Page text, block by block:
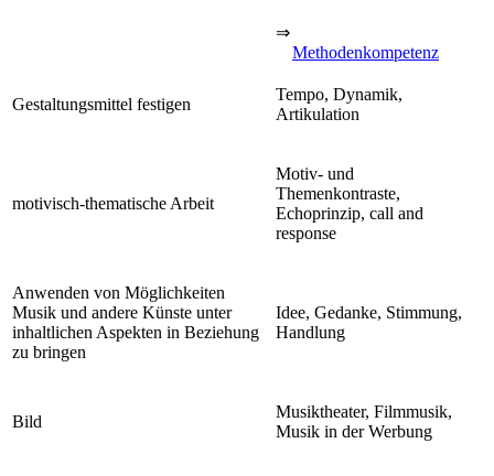
⇒
Methodenkompetenz
Gestaltungsmittel festigen
Tempo, Dynamik,
Artikulation
motivisch-thematische Arbeit
Motiv- und
Themenkontraste,
Echoprinzip, call and
response
Anwenden von Möglichkeiten
Musik und andere Künste unter
inhaltlichen Aspekten in Beziehung
zu bringen
Idee, Gedanke, Stimmung,
Handlung
Bild
Musiktheater, Filmmusik,
Musik in der Werbung